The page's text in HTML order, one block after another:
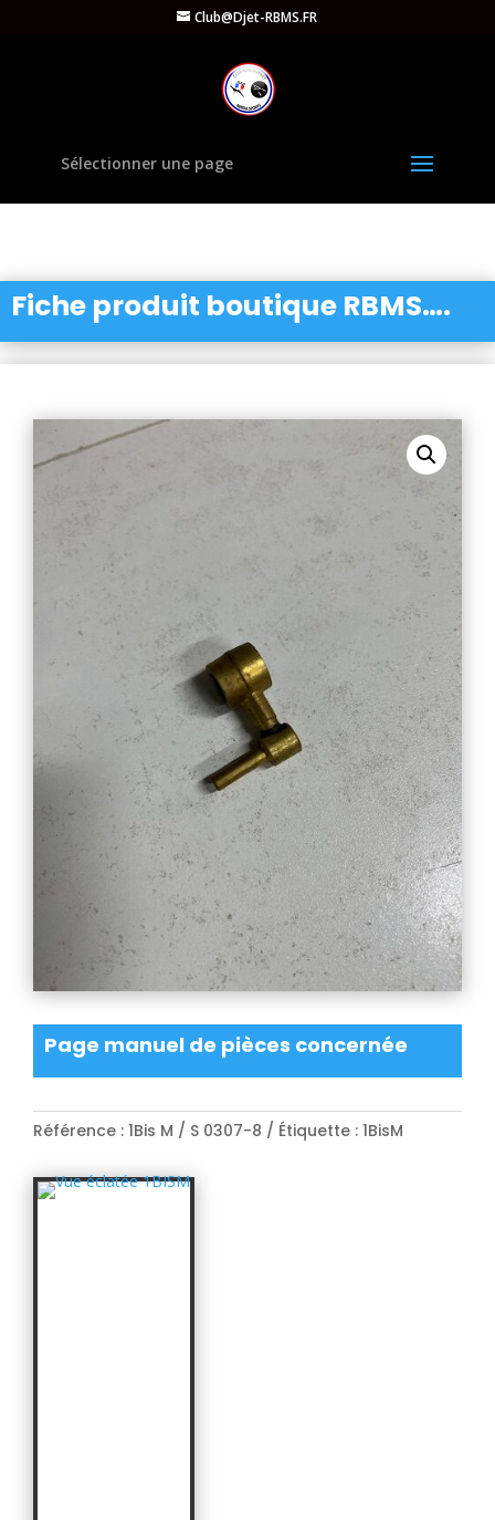
Club@Djet-RBMS.FR
Sélectionner une page
Fiche produit boutique RBMS….
Page manuel de pièces concernée
Référence : 1Bis M / S 0307-8 Étiquette : 1BisM